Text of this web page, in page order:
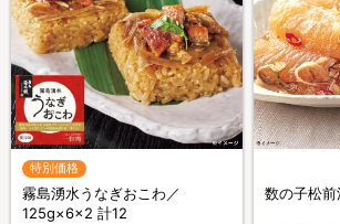
特別価格
霧島湧水うなぎおこわ／
125g×6×2 計12
数の子松